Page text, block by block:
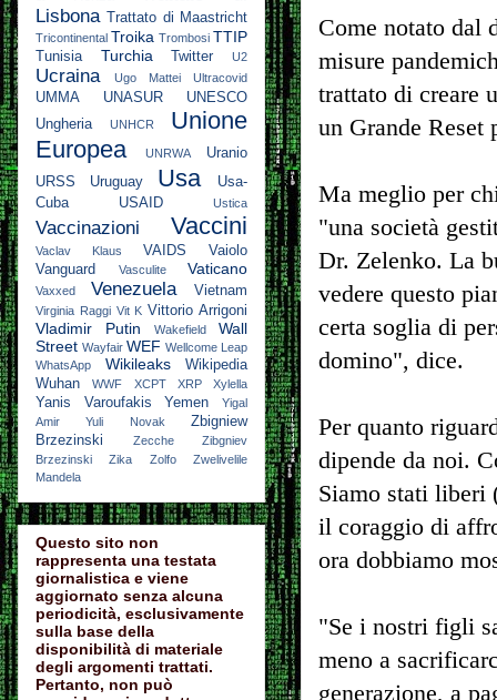
Come notato dal
misure
trattato di creare
un Grande
Ma meglio per
"una società
Dr. Zelenko. La
vedere questo
certa soglia di
domino", dice.
Per quanto
dipende da noi.
Siamo stati liberi
il coraggio di
ora dobbiamo
"Se i nostri figli
meno a
generazione, a
Lisbona
Trattato di Maastricht
Tricontinental Troika Trombosi TTIP
Tunisia Turchia Twitter U2
Ucraina Ugo Mattei Ultracovid
UMMA UNASUR
UNESCO
Ungheria
UNHCR
Unione
Europea
UNRWA
Uranio
URSS
Uruguay Usa
Usa-
Cuba
USAID Ustica
Vaccinazioni Vaccini
Vaclav Klaus VAIDS
Vaiolo
Vanguard
Vasculite Vaticano
Vaxxed Venezuela Vietnam
Virginia Raggi Vit K Vittorio Arrigoni
Vladimir Putin Wakefield
Wall
Street Wayfair WEF Wellcome Leap
WhatsApp
Wikileaks
Wikipedia
Wuhan
WWF XCPT XRP Xylella
Yanis Varoufakis Yemen
Yigal
Amir
Yuli Novak
Zbigniew
Brzezinski
Zecche
Zibgniev
Brzezinski
Zika Zolfo
Zwelivelile
Mandela
Questo sito non
rappresenta una testata
giornalistica e viene
aggiornato senza alcuna
periodicità, esclusivamente
sulla base della
disponibilità di materiale
degli argomenti trattati.
Pertanto, non può